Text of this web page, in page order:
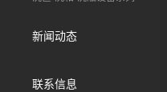
新闻动态
联系信息